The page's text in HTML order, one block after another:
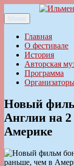
к
содержимому
Ильменский
Меню
Главная
О фестивале
История
Авторская
Программа
Новый
Англии на
Америке